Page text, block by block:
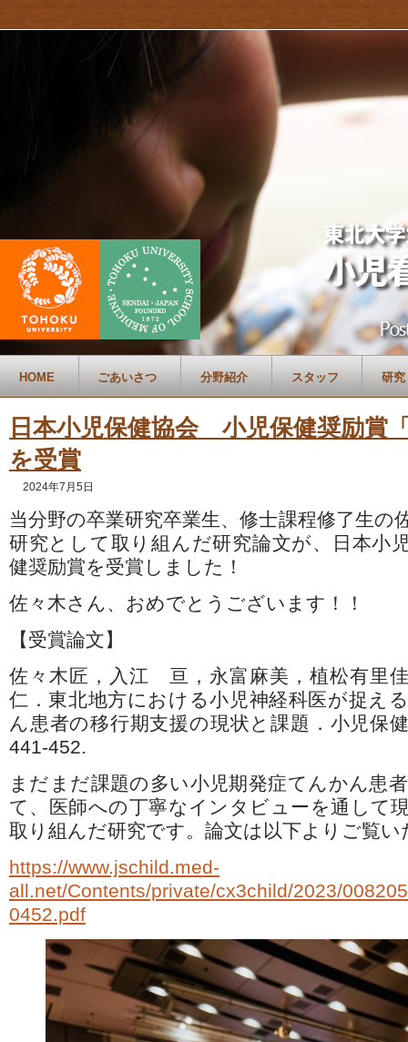
HOME ごあいさつ 分野紹介 スタッフ 研究
日本小児保健協会 小児保健奨励賞
を受賞
2024年7月5日
当分野の卒業研究卒業生、修士課程修了生の
研究として取り組んだ研究論文が、日本小
健奨励賞を受賞しました！
佐々木さん、おめでとうございます！！
【受賞論文】
佐々木匠，入江 亘，永富麻美，植松有里
仁．東北地方における小児神経科医が捉え
ん患者の移行期支援の現状と課題．小児保
441-452.
まだまだ課題の多い小児期発症てんかん患
て、医師への丁寧なインタビューを通して
取り組んだ研究です。論文は以下よりご覧
https://www.jschild.med-
all.net/Contents/private/cx3child/2023/
0452.pdf